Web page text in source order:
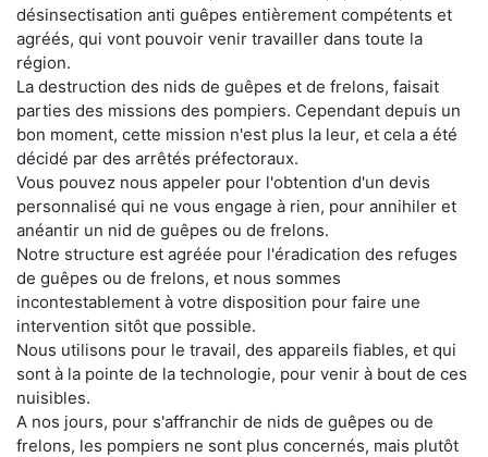
désinsectisation anti guêpes entièrement compétents et
agréés, qui vont pouvoir venir travailler dans toute la
région.
La destruction des nids de guêpes et de frelons, faisait
parties des missions des pompiers. Cependant depuis un
bon moment, cette mission n'est plus la leur, et cela a été
décidé par des arrêtés préfectoraux.
Vous pouvez nous appeler pour l'obtention d'un devis
personnalisé qui ne vous engage à rien, pour annihiler et
anéantir un nid de guêpes ou de frelons.
Notre structure est agréée pour l'éradication des refuges
de guêpes ou de frelons, et nous sommes
incontestablement à votre disposition pour faire une
intervention sitôt que possible.
Nous utilisons pour le travail, des appareils fiables, et qui
sont à la pointe de la technologie, pour venir à bout de ces
nuisibles.
A nos jours, pour s'affranchir de nids de guêpes ou de
frelons, les pompiers ne sont plus concernés, mais plutôt